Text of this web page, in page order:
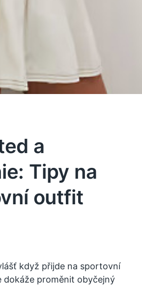
a
Tipy na
outfit
když přijde na sportovní
dokáže proměnit obyčejný